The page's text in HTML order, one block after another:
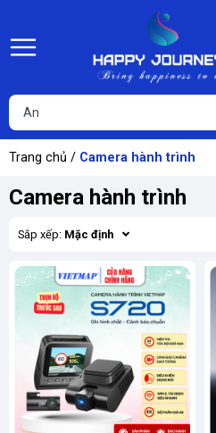
Trang chủ / Camera hành trình
Camera hành trình
Sắp xếp: Mặc định